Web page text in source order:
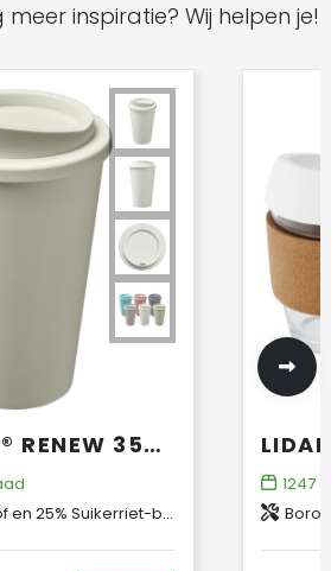
inspiratie? Wij helpen je!
AMERICANO®­­ RENEW 350 ML GEÏSOLEERDE BEKER
25% Suikerriet-bioplastic
1247